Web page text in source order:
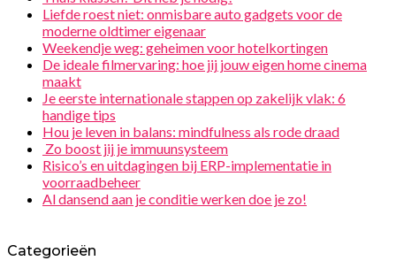
Liefde roest niet: onmisbare auto gadgets voor de
moderne oldtimer eigenaar
Weekendje weg: geheimen voor hotelkortingen
De ideale filmervaring: hoe jij jouw eigen home cinema
maakt
Je eerste internationale stappen op zakelijk vlak: 6
handige tips
Hou je leven in balans: mindfulness als rode draad
Zo boost jij je immuunsysteem
Risico’s en uitdagingen bij ERP-implementatie in
voorraadbeheer
Al dansend aan je conditie werken doe je zo!
Categorieën